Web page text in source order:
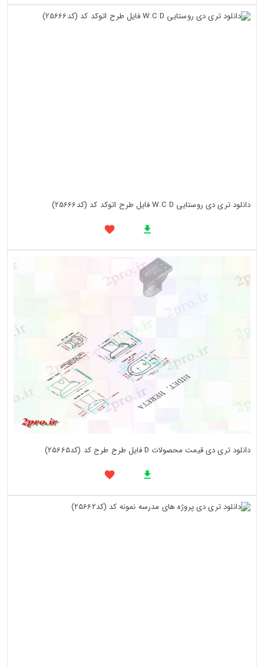
دانلود تری دی روستایی W.C D فایل طرح اتوکد کد (کد25666)
دانلود تری دی قیمت محصولات D فایل طرح طرح کد (کد25665)